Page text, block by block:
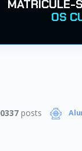
MATRICULE-
OS
posts